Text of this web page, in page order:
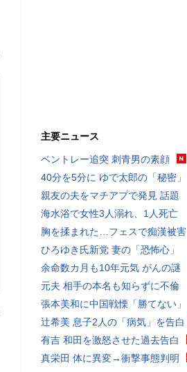
主要ニュース
ベントレー追突 刺青男の素顔
40分を5分に ゆで太郎の「秘密」
親友の夫をマチアプで発見 話題
海水浴で女性3人溺れ、1人死亡
胸を揉まれた…フェスで痴漢被害
ひろゆき氏新党 妻の「恐怖心」
余命数カ月も10年元気 がんの謎
元夫 相手の本名も知らずに不倫
張本美和に中国戦慄「勝てない」
辻希美 息子2人の「病気」を告白
有吉 和田を激怒させた過去告白
真栄田 体に異変→衝撃事態判明